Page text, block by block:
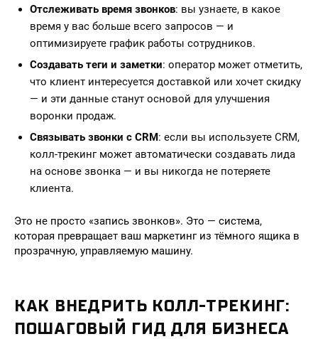
Отслеживать время звонков: вы узнаете, в какое
время у вас больше всего запросов — и
оптимизируете график работы сотрудников.
Создавать теги и заметки: оператор может отметить,
что клиент интересуется доставкой или хочет скидку
— и эти данные станут основой для улучшения
воронки продаж.
Связывать звонки с CRM: если вы используете CRM,
колл-трекинг может автоматически создавать лида
на основе звонка — и вы никогда не потеряете
клиента.
Это не просто «запись звонков». Это — система,
которая превращает ваш маркетинг из тёмного ящика в
прозрачную, управляемую машину.
КАК ВНЕДРИТЬ КОЛЛ-ТРЕКИНГ:
ПОШАГОВЫЙ ГИД ДЛЯ БИЗНЕСА